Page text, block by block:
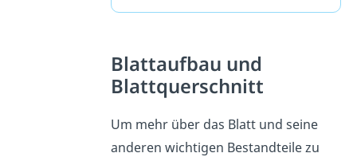
Blattaufbau und
Blattquerschnitt
Um mehr über das Blatt und seine
anderen wichtigen Bestandteile zu